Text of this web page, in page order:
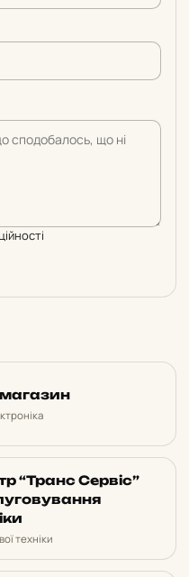
магазин
“Транс Сервіс”
техніки